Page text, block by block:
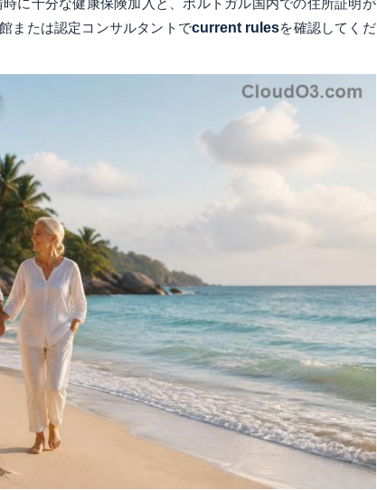
または認定コンサルタントでcurrent rulesを確認してくだ